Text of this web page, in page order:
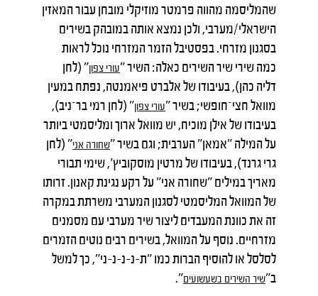
שהמליסמה מהווה פרמטר מוזיקלי מובחן עבור המאזין
הישראלי/מערבי, ולכן נמצא אותה במובהק בשירים
בסגנון מזרחי. בפסטיבל הזמר המזרחי נוכל לראות
כמה שירי שיר השירים כאלה: השיר "עורי צפון" (לחן
דליה כהן), בעיבודו של אלברט פיאמנטה, נפתח במעין
מוואל חצי־חופשי; בשיר "עורי צפון" (לחן רמי בר־ניב),
בעיבודו של אילן מוכיח, יש מוואל ארוך ומליסמטי ביותר
על המילה "אמאן" הערבית; וגם בשיר "שחורה אני" (לחן
גרי גרנד), בעיבודו של מרטין מוסקוביץ', שימי תבורי
מאריך במילים "שחורה אני" על רקע נגינת קאנון. זרותו
של המוואל המליסמטי לסגנון המערבי משרתת במקרה
זה את כוונת המעבדים ליצור שיר מערבי עם מסמנים
מזרחיים. נוסף על המוואל, בשירים רבים נוטים הזמרים
לסלסל או להוסיף הברות כמו "ת-נ-נ-נ-ני", כך למשל
ב"שיר השירים בשעשועים".